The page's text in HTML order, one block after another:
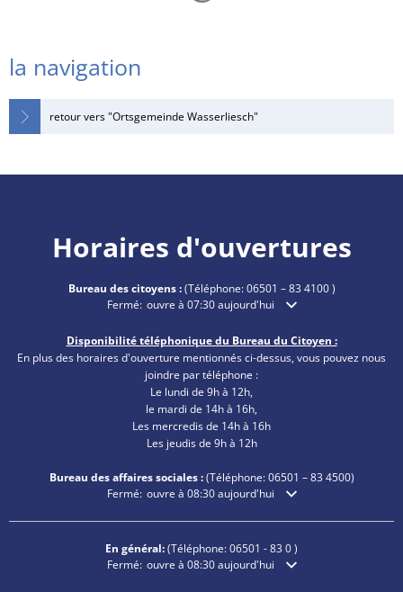
la navigation
retour vers "Ortsgemeinde Wasserliesch"
Horaires d'ouvertures
Bureau des citoyens :(Téléphone:06501 – 83 4100)
Cliquez pour masquer les heures d'ouverture ou de
Fermé: ouvre à 07:30 aujourd'hui
Disponibilité téléphonique du Bureau du Citoyen :
En plus des horaires d'ouverture mentionnés ci-dessus, vous pouvez nous
joindre par téléphone :
Le lundi de 9h à 12h,
le mardi de 14h à 16h,
Les mercredis de 14h à 16h
Les jeudis de 9h à 12h
Bureau des affaires sociales :(Téléphone:06501 – 834500)
Cliquez pour masquer les heures d'ouverture ou de
Fermé: ouvre à 08:30 aujourd'hui
En général:(Téléphone:06501 - 83 0)
Cliquez pour masquer les heures d'ouverture ou de
Fermé: ouvre à 08:30 aujourd'hui